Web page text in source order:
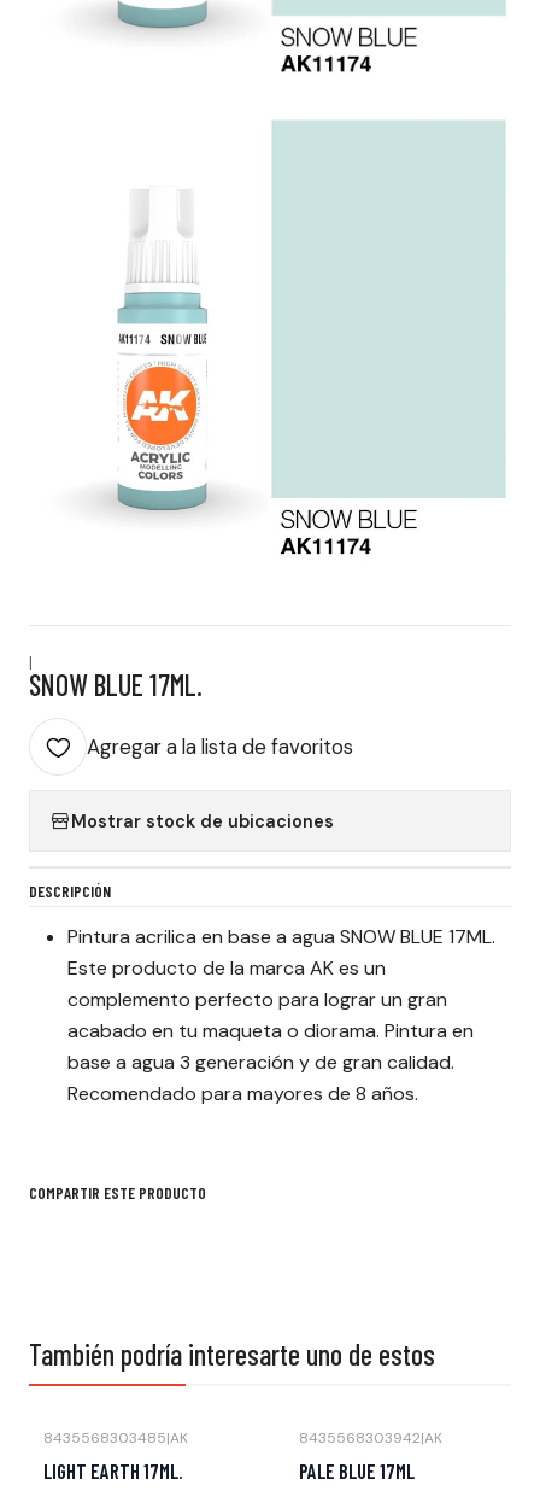
|
SNOW BLUE 17ML.
Agregar a la lista de favoritos
Mostrar stock de ubicaciones
DESCRIPCIÓN
Pintura acrilica en base a agua SNOW BLUE 17ML.
Este producto de la marca AK es un
complemento perfecto para lograr un gran
acabado en tu maqueta o diorama. Pintura en
base a agua 3 generación y de gran calidad.
Recomendado para mayores de 8 años.
COMPARTIR ESTE PRODUCTO
También podría interesarte uno de estos
8435568303485|AK
LIGHT EARTH 17ML.
8435568303942|AK
PALE BLUE 17ML